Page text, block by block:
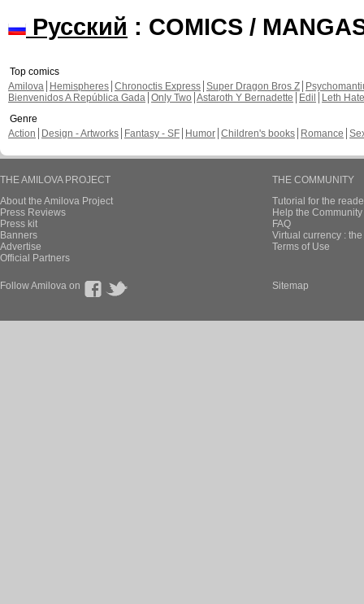
Русский : COMICS /
Top comics
Amilova
Hemispheres Chronoctis Express Super Dragon Bros Z
Bienvenidos A República Gada Only Two Astaroth Y Bernadette Edil
Leth Hate
Genre
Action
Design - Artworks Fantasy - SF Humor Children's books Romance
THE AMILOVA PROJECT
About the Amilova Project
Press Reviews
Press kit
Banners
Advertise
Official Partners
THE COMMUNITY
Tutorial for the
Help the
FAQ
Virtual currency :
Terms of Use
Follow Amilova on Sitemap